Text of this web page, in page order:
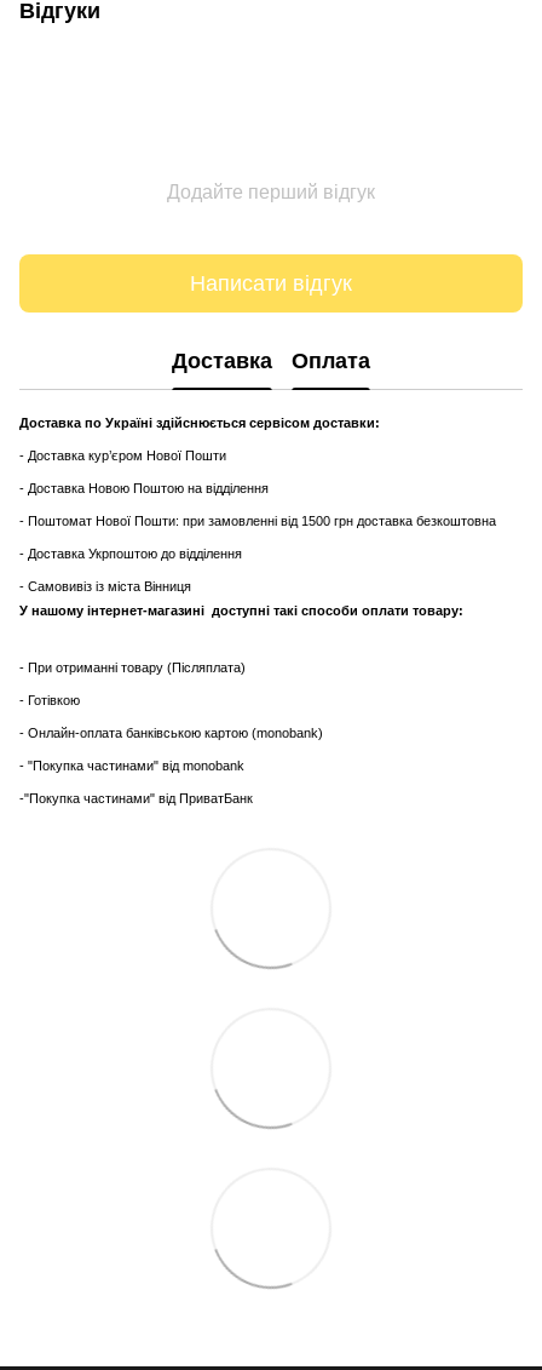
Відгуки
Додайте перший відгук
Написати відгук
Доставка Оплата
Доставка по Україні здійснюється сервісом доставки:
- Доставка кур’єром Нової Пошти
- Доставка Новою Поштою на відділення
- Поштомат Нової Пошти: при замовленні від 1500 грн доставка безкоштовна
- Доставка Укрпоштою до відділення
- Самовивіз із міста Вінниця
У нашому інтернет-магазині доступні такі способи оплати товару:
- При отриманні товару (Післяплата)
- Готівкою
- Онлайн-оплата банківською картою (monobank)
- "Покупка частинами" від monobank
-"Покупка частинами" від ПриватБанк